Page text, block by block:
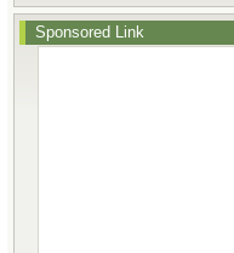
Sponsored Link